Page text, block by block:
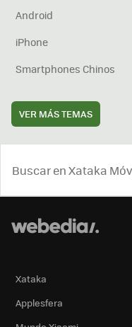
Android
iPhone
Smartphones Chinos
VER MÁS TEMAS
Xataka
Applesfera